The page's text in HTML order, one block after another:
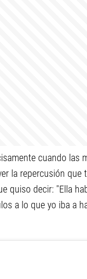
cuando las
la repercusión que
quiso decir: "Ella
a lo que yo iba a